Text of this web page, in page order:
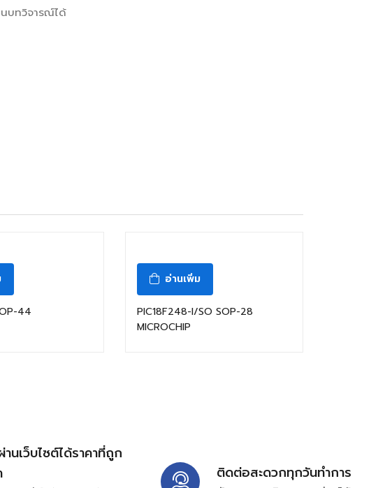
นบทวิจารณ์ได้
44
อ่านเพิ่ม
PIC18F248-I/SO SOP-28
MICROCHIP
นเว็บไซต์ได้ราคาที่ถูก
ติดต่อสะดวกทุกวันทำการ